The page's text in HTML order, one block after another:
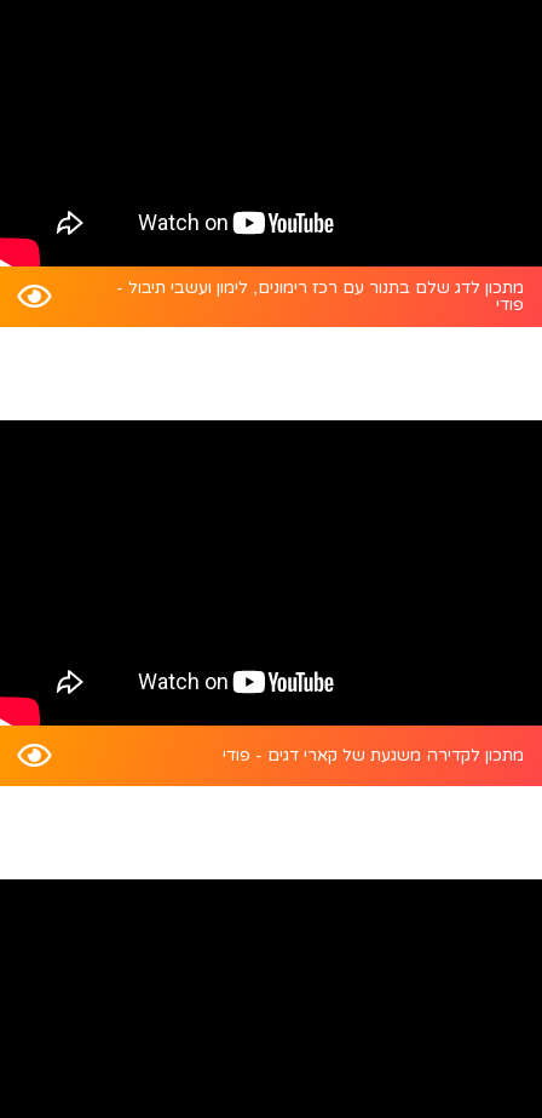
מתכון לדג שלם בתנור עם רכז רימונים, לימון ועשבי תיבול -
פודי
מתכון לקדירה משגעת של קארי דגים - פודי